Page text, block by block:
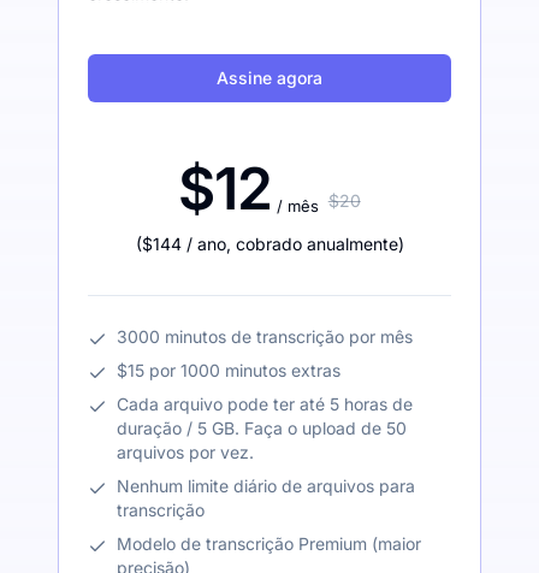
Assine agora
$12 / mês $20
($144 / ano, cobrado anualmente)
3000 minutos de transcrição por mês
$15 por 1000 minutos extras
Cada arquivo pode ter até 5 horas de
duração / 5 GB. Faça o upload de 50
arquivos por vez.
Nenhum limite diário de arquivos para
transcrição
Modelo de transcrição Premium (maior
precisão)